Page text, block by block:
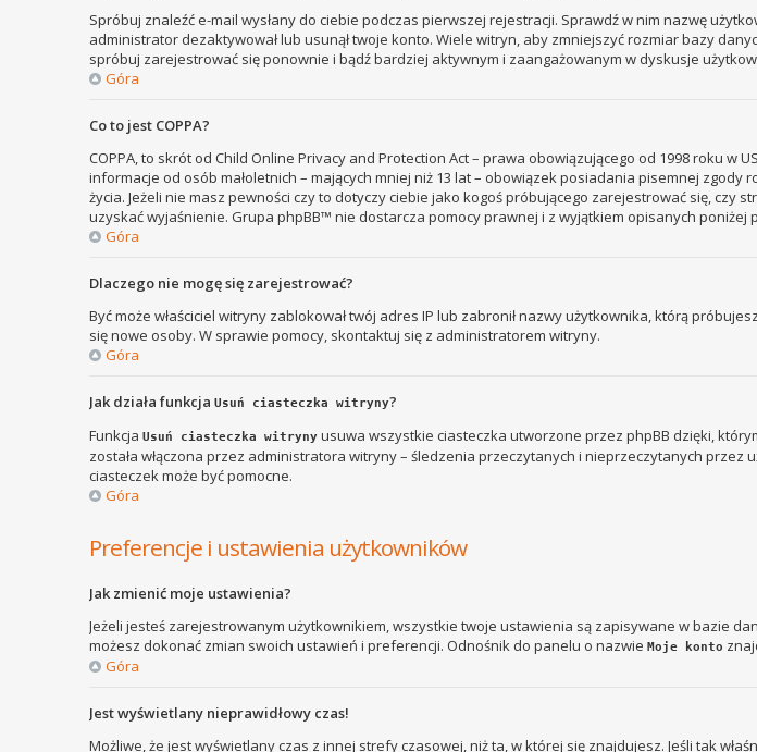
Spróbuj znaleźć e-mail wysłany do ciebie podczas pierwszej rejestracji. Sprawdź w nim nazwę
administrator dezaktywował lub usunął twoje konto. Wiele witryn, aby zmniejszyć rozmiar bazy
spróbuj zarejestrować się ponownie i bądź bardziej aktywnym i zaangażowanym w dyskusje
Góra
Co to jest COPPA?
COPPA, to skrót od Child Online Privacy and Protection Act – prawa obowiązującego od 1998 roku w
informacje od osób małoletnich – mających mniej niż 13 lat – obowiązek posiadania pisemnej
życia. Jeżeli nie masz pewności czy to dotyczy ciebie jako kogoś próbującego zarejestrować się,
uzyskać wyjaśnienie. Grupa phpBB™ nie dostarcza pomocy prawnej i z wyjątkiem opisanych
Góra
Dlaczego nie mogę się zarejestrować?
Być może właściciel witryny zablokował twój adres IP lub zabronił nazwy użytkownika, którą
się nowe osoby. W sprawie pomocy, skontaktuj się z administratorem witryny.
Góra
Jak działa funkcja Usuń ciasteczka witryny?
Funkcja Usuń ciasteczka witryny usuwa wszystkie ciasteczka utworzone przez phpBB dzięki,
została włączona przez administratora witryny – śledzenia przeczytanych i nieprzeczytanych
ciasteczek może być pomocne.
Góra
Preferencje i ustawienia użytkowników
Jak zmienić moje ustawienia?
Jeżeli jesteś zarejestrowanym użytkownikiem, wszystkie twoje ustawienia są zapisywane w bazie
możesz dokonać zmian swoich ustawień i preferencji. Odnośnik do panelu o nazwie Moje konto
Góra
Jest wyświetlany nieprawidłowy czas!
Możliwe, że jest wyświetlany czas z innej strefy czasowej, niż ta, w której się znajdujesz. Jeśli tak